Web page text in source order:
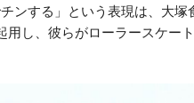
ンする」という表現は、大塚
し、彼らがローラースケー